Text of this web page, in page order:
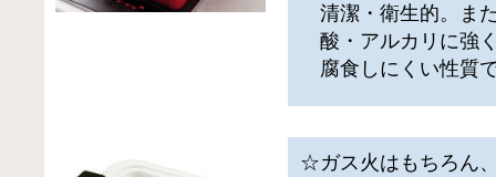
清潔・衛生的。ま
酸・アルカリに強
腐食しにくい性質
☆ガス火はもちろん